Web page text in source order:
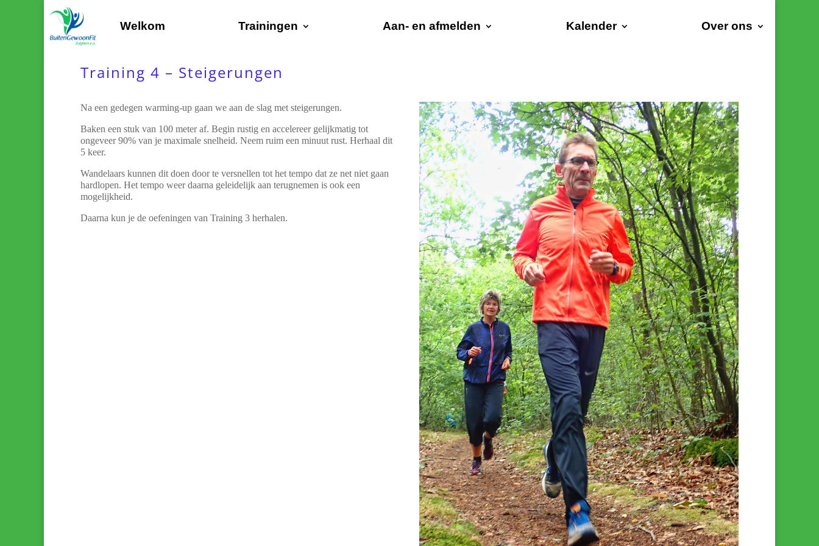
Welkom Trainingen Aan- en afmelden Kalender Over ons
Training 4 – Steigerungen
Na een gedegen warming-up gaan we aan de slag met steigerungen.
Baken een stuk van 100 meter af. Begin rustig en accelereer gelijkmatig tot
ongeveer 90% van je maximale snelheid. Neem ruim een minuut rust. Herhaal dit
5 keer.
Wandelaars kunnen dit doen door te versnellen tot het tempo dat ze net niet gaan
hardlopen. Het tempo weer daarna geleidelijk aan terugnemen is ook een
mogelijkheid.
Daarna kun je de oefeningen van Training 3 herhalen.